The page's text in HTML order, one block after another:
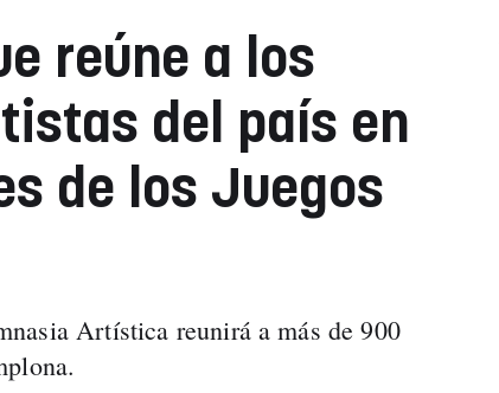
reúne a los
del país en
de los Juegos
Artística reunirá a más de 900